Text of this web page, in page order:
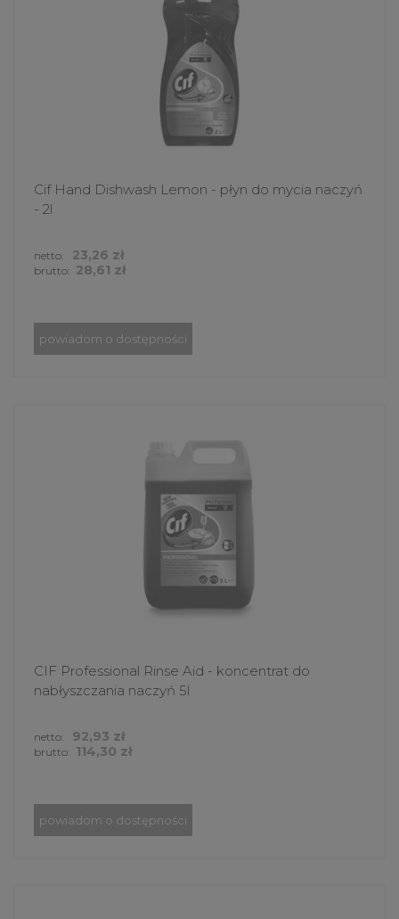
Cif Hand Dishwash Lemon - płyn do mycia naczyń
- 2l
brutto: 28,61 zł
netto: 23,26 zł
powiadom o dostępności
CIF Professional Rinse Aid - koncentrat do
nabłyszczania naczyń 5l
brutto: 114,30 zł
netto: 92,93 zł
powiadom o dostępności